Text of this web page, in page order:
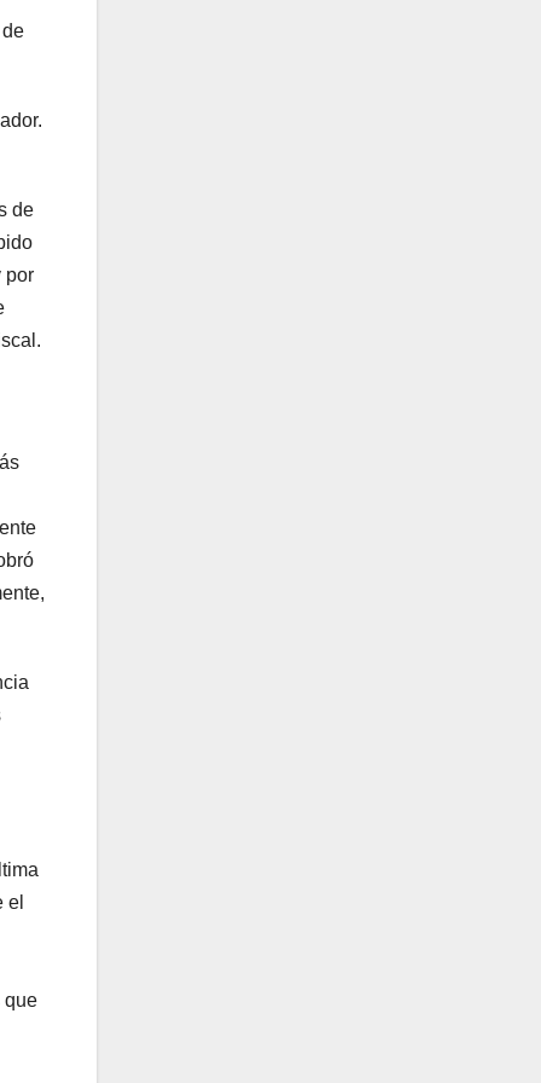
de
por
el
que